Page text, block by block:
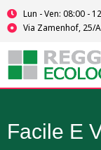
Vai
al
contenuto
Lun - Ven: 08:00 -
Via Zamenhof, 25/A
Facile E